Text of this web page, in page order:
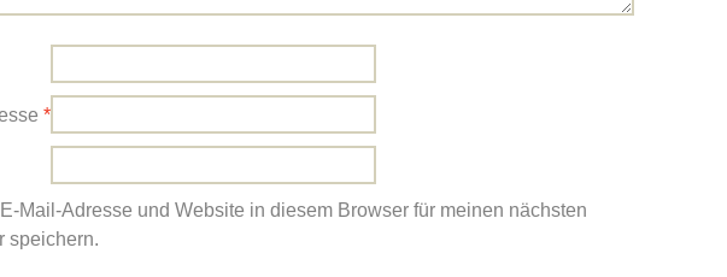
*
Mail-Adresse und Website in diesem Browser für meinen nächsten
speichern.